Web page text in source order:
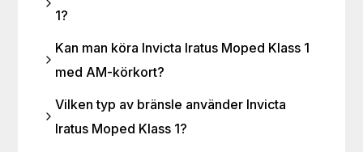
1?
Kan man köra Invicta Iratus Moped Klass 1
med AM-körkort?
Vilken typ av bränsle använder Invicta
Iratus Moped Klass 1?